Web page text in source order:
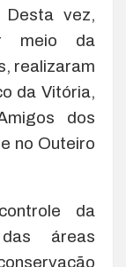
Desta vez,
meio da
realizaram
da Vitória,
dos
no Outeiro
da
áreas